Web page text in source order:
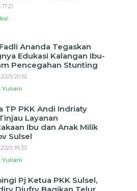
Ananda Tegaskan
Edukasi Kalangan Ibu-
Pencegahan Stunting
20:52
Yuliani
TP PKK Andi Indriaty
Layanan
Ibu dan Anak Milik
Sulsel
19:33
Yuliani
Pj Ketua PKK Sulsel,